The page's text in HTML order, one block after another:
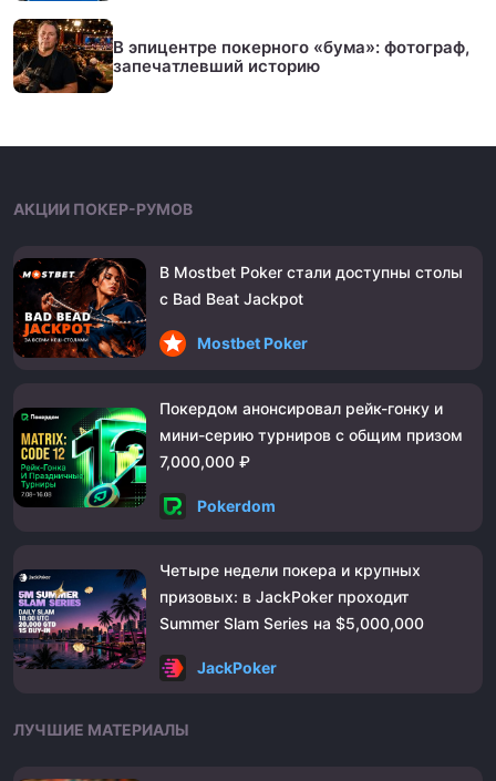
В эпицентре покерного «бума»: фотограф,
запечатлевший историю
АКЦИИ ПОКЕР-РУМОВ
В Mostbet Poker стали доступны столы
с Bad Beat Jackpot
Mostbet Poker
Покердом анонсировал рейк-гонку и
мини-серию турниров с общим призом
7,000,000 ₽
Pokerdom
Четыре недели покера и крупных
призовых: в JackPoker проходит
Summer Slam Series на $5,000,000
JackPoker
ЛУЧШИЕ МАТЕРИАЛЫ